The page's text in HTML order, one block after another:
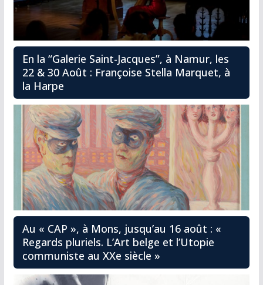
En la “Galerie Saint-Jacques”, à Namur, les
22 & 30 Août : Françoise Stella Marquet, à
la Harpe
Au « CAP », à Mons, jusqu’au 16 août : «
Regards pluriels. L’Art belge et l’Utopie
communiste au XXe siècle »